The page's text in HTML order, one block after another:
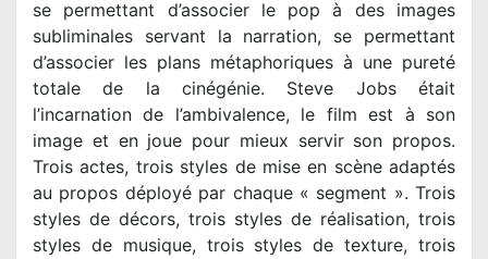
se permettant d’associer le pop à des images
subliminales servant la narration, se permettant
d’associer les plans métaphoriques à une pureté
totale de la cinégénie. Steve Jobs était
l’incarnation de l’ambivalence, le film est à son
image et en joue pour mieux servir son propos.
Trois actes, trois styles de mise en scène adaptés
au propos déployé par chaque « segment ». Trois
styles de décors, trois styles de réalisation, trois
styles de musique, trois styles de texture, trois